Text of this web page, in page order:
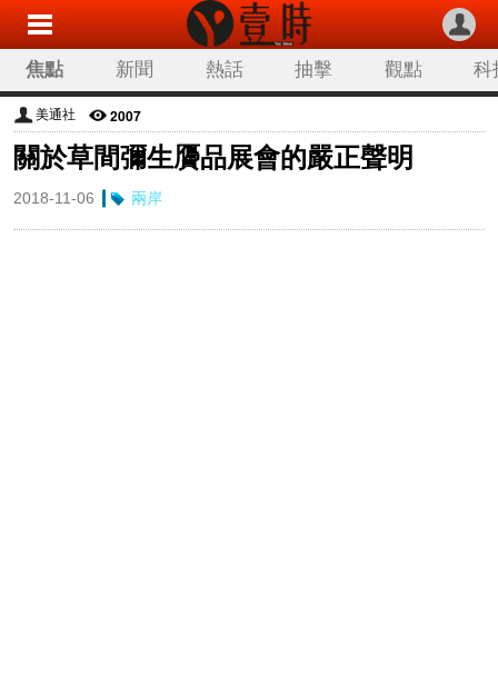
焦點 新聞 熱話 抽擊 觀點 科
美通社 2007
關於草間彌生贗品展會的嚴正聲明
2018-11-06 兩岸